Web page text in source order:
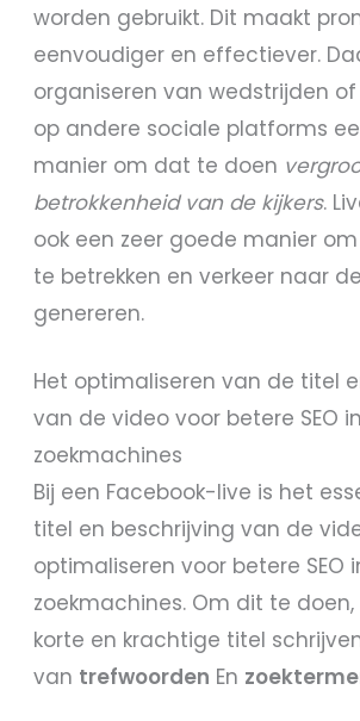
worden gebruikt. Dit maakt
eenvoudiger en effectiever.
organiseren van wedstrijden
op andere sociale platforms
manier om dat te doen
betrokkenheid van de kijkers.
ook een zeer goede manier
te betrekken en verkeer naar
genereren.
Het optimaliseren van de titel
van de video voor betere SEO in
zoekmachines
Bij een Facebook-live is het
titel en beschrijving van de
optimaliseren voor betere SEO
zoekmachines. Om dit te
korte en krachtige titel
van trefwoorden En